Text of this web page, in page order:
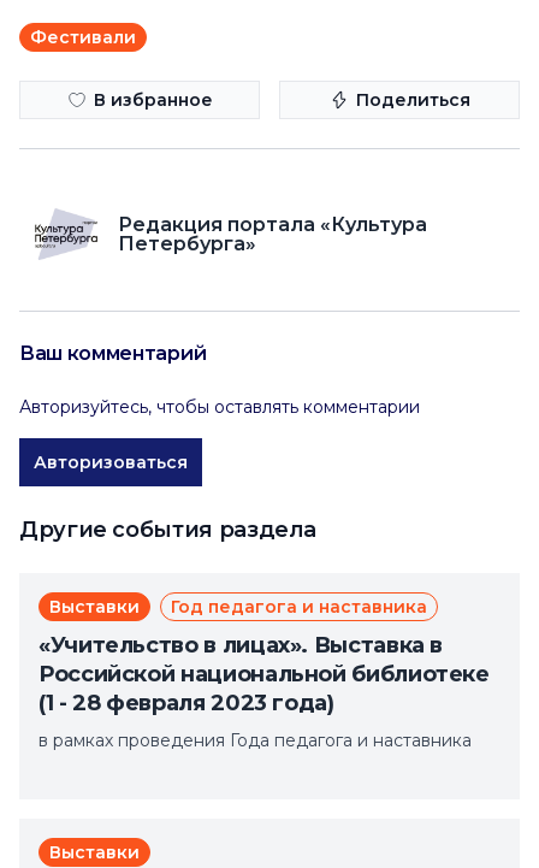
Фестивали
В избранное Поделиться
Редакция портала «Культура
Петербурга»
Ваш комментарий
Авторизуйтесь, чтобы оставлять комментарии
Авторизоваться
Другие события раздела
Выставки Год педагога и наставника
«Учительство в лицах». Выставка в
Российской национальной библиотеке
(1 - 28 февраля 2023 года)
в рамках проведения Года педагога и наставника
Выставки